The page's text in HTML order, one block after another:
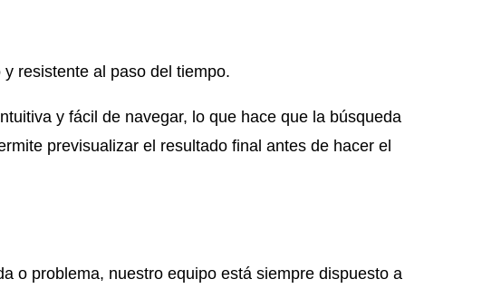
resistente al paso del tiempo.
y fácil de navegar, lo que hace que la búsqueda
previsualizar el resultado final antes de hacer el
o problema, nuestro equipo está siempre dispuesto a